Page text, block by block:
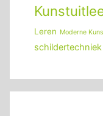
Leren Moderne
schildertechniek